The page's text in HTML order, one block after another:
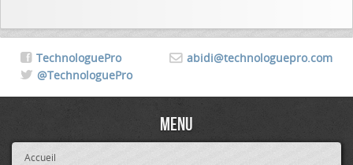
abidi@technologuepro.com
TechnologuePro
@TechnologuePro
Menu
Accueil